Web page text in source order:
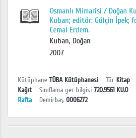
Osmanlı Mimarisi / Doğan
Kuban; editör: Gülçin İpek;
Cemal Erdem.
Kuban, Doğan
2007
Kütüphane TÜBA Kütüphanesi Tür Kitap
Kağıt
Sınıflama yer bilgisi 720.9561 KU.O
Rafta
Demirbaş 0006272